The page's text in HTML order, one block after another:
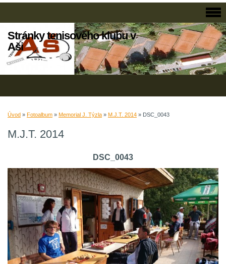
Stránky tenisového klubu v
Aši
Úvod » Fotoalbum » Memorial J. Týzla » M.J.T. 2014 » DSC_0043
M.J.T. 2014
DSC_0043